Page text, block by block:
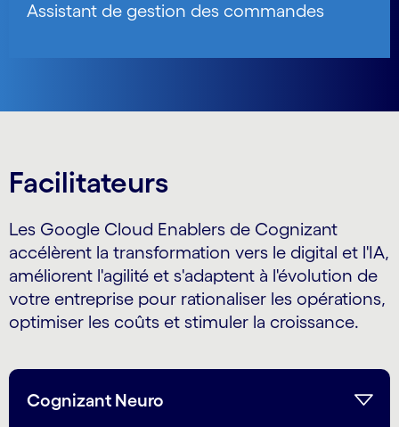
Assistant de gestion des commandes
Facilitateurs
Les Google Cloud Enablers de Cognizant
accélèrent la transformation vers le digital et l'IA,
améliorent l'agilité et s'adaptent à l'évolution de
votre entreprise pour rationaliser les opérations,
optimiser les coûts et stimuler la croissance.
Cognizant Neuro